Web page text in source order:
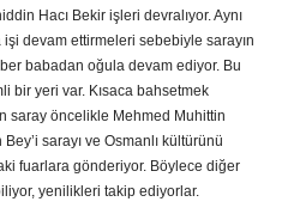
Hacı Bekir işleri devralıyor. Aynı
devam ettirmeleri sebebiyle sarayın
babadan oğula devam ediyor. Bu
bir yeri var. Kısaca bahsetmek
saray öncelikle Mehmed Muhittin
sarayı ve Osmanlı kültürünü
fuarlara gönderiyor. Böylece diğer
yenilikleri takip ediyorlar.